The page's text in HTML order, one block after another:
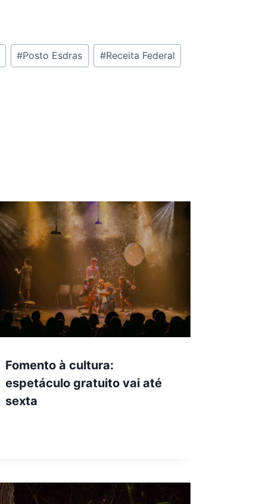
#Posto Esdras #Receita Federal
Fomento à cultura:
espetáculo gratuito vai até
sexta